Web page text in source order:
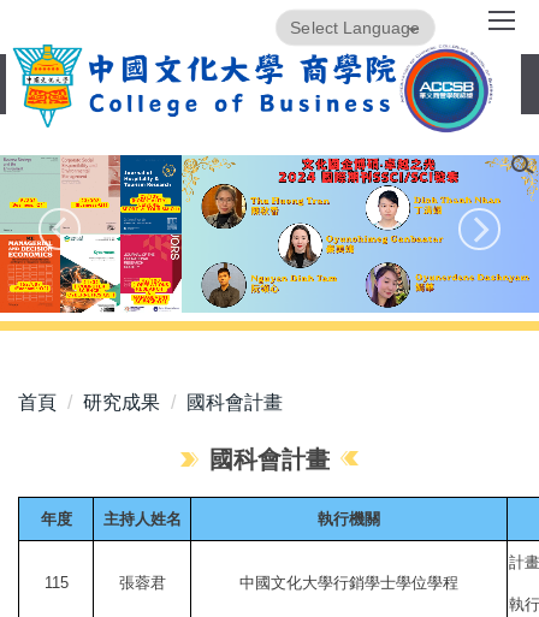
到
主
要
容
Translate
首頁 研究成果 國科會計畫
國科會計畫
年度 主持人姓名 執行機關
115 張蓉君 中國文化大學行銷學士學位學程
計
執